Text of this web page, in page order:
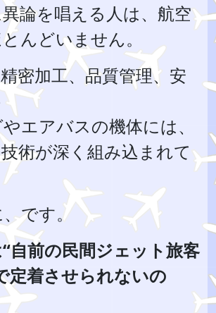
論を唱える人は、航空
んどいません。
密加工、品質管理、安
エアバスの機体には、
術が深く組み込まれて
です。
自前の民間ジェット旅客
定着させられないの